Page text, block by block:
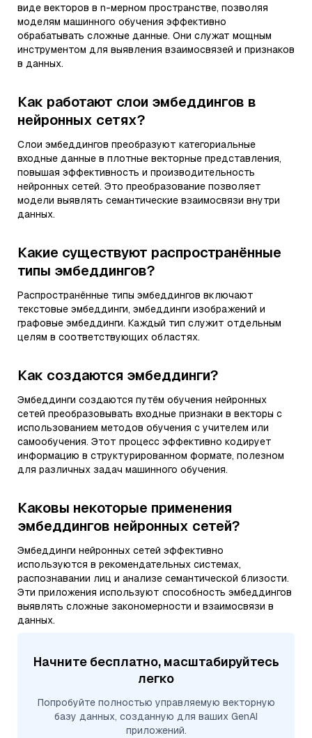
виде векторов в n-мерном пространстве, позволяя
моделям машинного обучения эффективно
обрабатывать сложные данные. Они служат мощным
инструментом для выявления взаимосвязей и признаков
в данных.
Как работают слои эмбеддингов в
нейронных сетях?
Слои эмбеддингов преобразуют категориальные
входные данные в плотные векторные представления,
повышая эффективность и производительность
нейронных сетей. Это преобразование позволяет
модели выявлять семантические взаимосвязи внутри
данных.
Какие существуют распространённые
типы эмбеддингов?
Распространённые типы эмбеддингов включают
текстовые эмбеддинги, эмбеддинги изображений и
графовые эмбеддинги. Каждый тип служит отдельным
целям в соответствующих областях.
Как создаются эмбеддинги?
Эмбеддинги создаются путём обучения нейронных
сетей преобразовывать входные признаки в векторы с
использованием методов обучения с учителем или
самообучения. Этот процесс эффективно кодирует
информацию в структурированном формате, полезном
для различных задач машинного обучения.
Каковы некоторые применения
эмбеддингов нейронных сетей?
Эмбеддинги нейронных сетей эффективно
используются в рекомендательных системах,
распознавании лиц и анализе семантической близости.
Эти приложения используют способность эмбеддингов
выявлять сложные закономерности и взаимосвязи в
данных.
Начните бесплатно, масштабируйтесь
легко
Попробуйте полностью управляемую векторную
базу данных, созданную для ваших GenAI
приложений.